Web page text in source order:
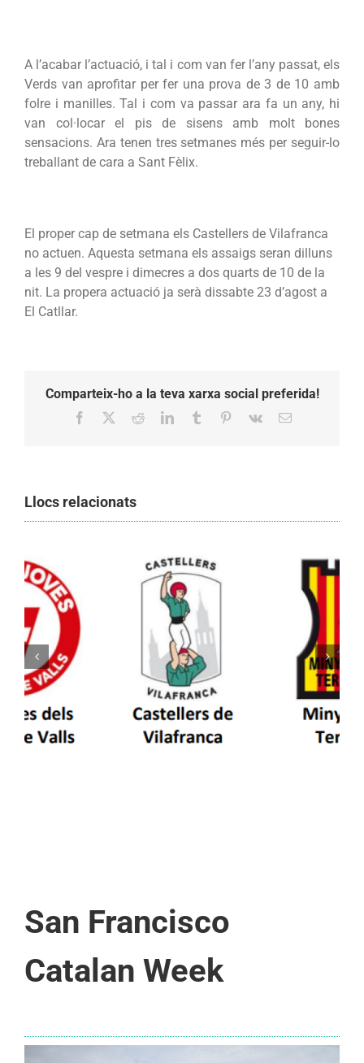
A l’acabar l’actuació, i tal i com van fer l’any passat, els
Verds van aprofitar per fer una prova de 3 de 10 amb
folre i manilles. Tal i com va passar ara fa un any, hi
van col·locar el pis de sisens amb molt bones
sensacions. Ara tenen tres setmanes més per seguir-lo
treballant de cara a Sant Fèlix.
El proper cap de setmana els Castellers de Vilafranca
no actuen. Aquesta setmana els assaigs seran dilluns
a les 9 del vespre i dimecres a dos quarts de 10 de la
nit. La propera actuació ja serà dissabte 23 d’agost a
El Catllar.
Comparteix-ho a la teva xarxa social preferida!
Facebook RedditLinkedInTumblr Pinterest
Vk Email:
Llocs relacionats
Els Castellers de Vilafranca unieixen tradició i
patrimoni en un viatge de colla a la Vall
d’Aran i a la Vall de Boí
San Francisco
Catalan Week